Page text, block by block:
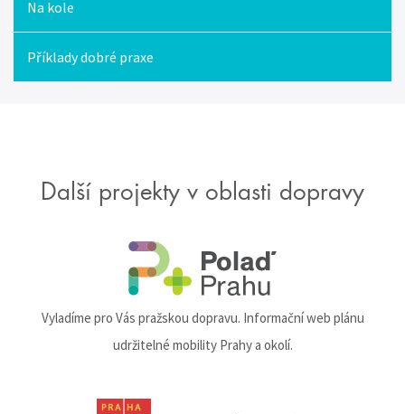
Na kole
Příklady dobré praxe
Další projekty v oblasti dopravy
Vyladíme pro Vás pražskou dopravu. Informační web plánu
udržitelné mobility Prahy a okolí.